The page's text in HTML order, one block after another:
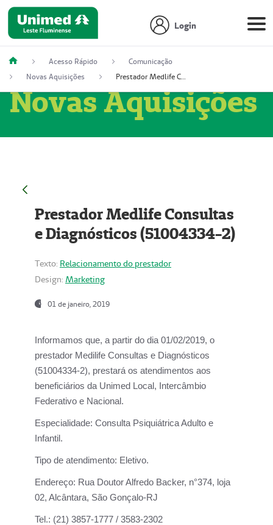
Login
Acesso Rápido
Comunicação
Novas Aquisições
Prestador Medlife Consultas e Diagnósticos (51004334-2)
Novas Aquisições
Prestador Medlife Consultas
e Diagnósticos (51004334-2)
Texto: Relacionamento do prestador
Design: Marketing
01 de janeiro, 2019
Informamos que, a partir do dia 01/02/2019, o
prestador Medilife Consultas e Diagnósticos
(51004334-2), prestará os atendimentos aos
beneficiários da Unimed Local, Intercâmbio
Federativo e Nacional.
Especialidade: Consulta Psiquiátrica Adulto e
Infantil.
Tipo de atendimento: Eletivo.
Endereço: Rua Doutor Alfredo Backer, n°374, loja
02, Alcântara, São Gonçalo-RJ
Tel.: (21) 3857-1777 / 3583-2302